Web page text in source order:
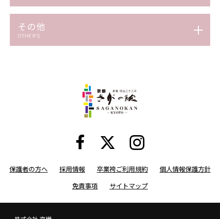
その他
OTHER’S
保護者の方へ 採用情報 卒業袴ご利用規約
個人情報保護方針
免責事項
サイトマップ